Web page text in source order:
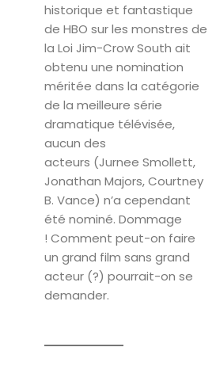
historique et fantastique
de HBO sur les monstres de
la Loi Jim-Crow South ait
obtenu une nomination
méritée dans la catégorie
de la meilleure série
dramatique télévisée,
aucun des
acteurs (Jurnee Smollett,
Jonathan Majors, Courtney
B. Vance) n’a cependant
été nominé. Dommage
! Comment peut-on faire
un grand film sans grand
acteur (?) pourrait-on se
demander.